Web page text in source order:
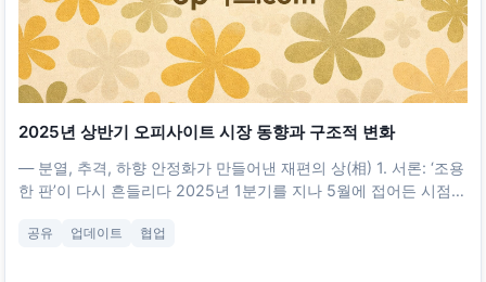
2025년 상반기 오피사이트 시장 동향과 구조적 변화
― 분열, 추격, 하향 안정화가 만들어낸 재편의 상(相) 1. 서론: ‘조용
한 판’이 다시 흔들리다 2025년 1분기를 지나 5월에 접어든 시점,
분열, 지역 강자의 급격한 추격, 한때 전국구 사이트의 하향 안정화
공유 업데이트 협업